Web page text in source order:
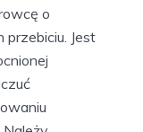
o
przebiciu. Jest